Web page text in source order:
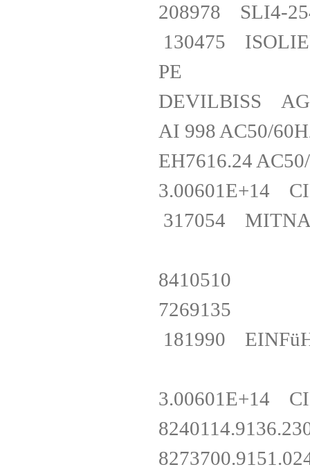
208978
130475
PE
DEVILBISS
AI 998 AC50/
EH7616.24
3.00601E+14
317054
8410510
7269135
181990
3.00601E+14